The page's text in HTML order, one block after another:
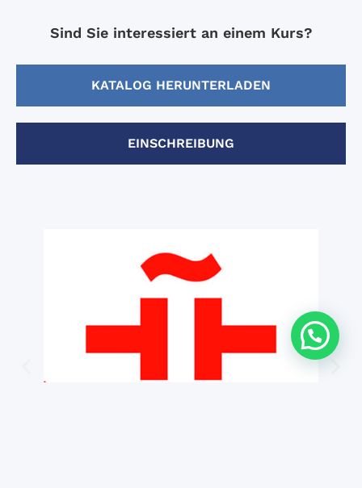
Sind Sie interessiert an einem Kurs?
KATALOG HERUNTERLADEN
EINSCHREIBUNG